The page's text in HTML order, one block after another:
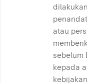
atau
sebelum
kepada